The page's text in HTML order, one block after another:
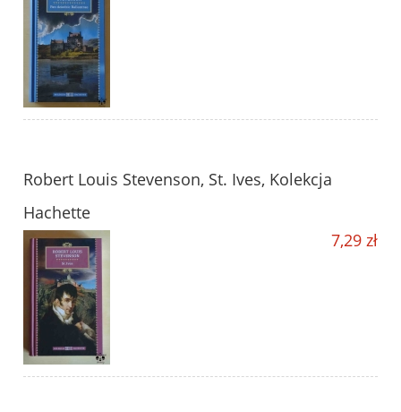
Robert Louis Stevenson, St. Ives, Kolekcja
Hachette
7,29 zł